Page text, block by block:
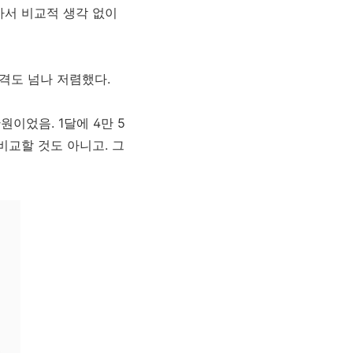
비교적 생각 없이
도 넘나 저렴했다.
이었음. 1달에 4만 5
교할 것도 아니고. 그